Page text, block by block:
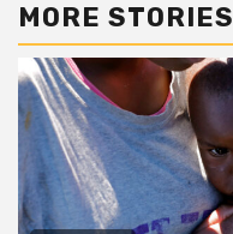
MORE STORIES